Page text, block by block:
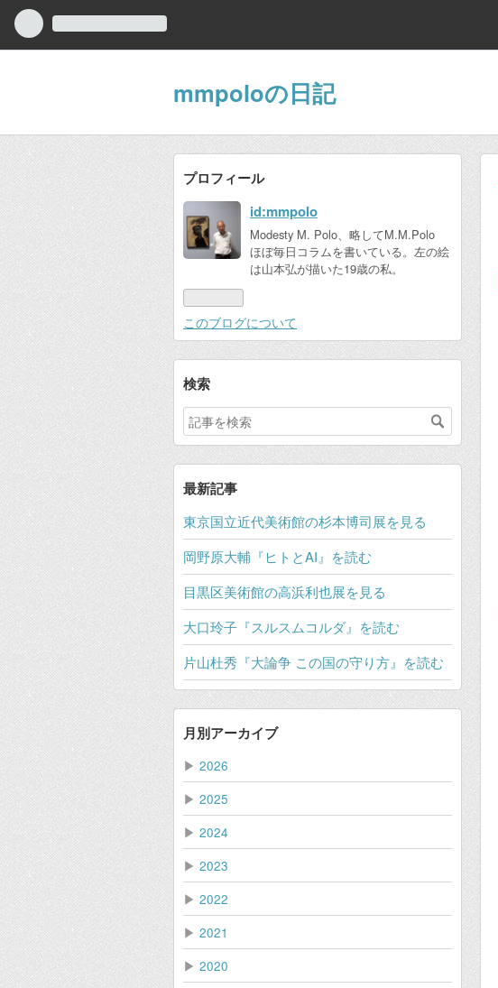
mmpoloの日記
プロフィール
id:mmpolo
Modesty M. Polo、略してM.M.Polo
ほぼ毎日コラムを書いている。左の絵
は山本弘が描いた19歳の私。
このブログについて
検索
最新記事
東京国立近代美術館の杉本博司展を見る
岡野原大輔『ヒトとAI』を読む
目黒区美術館の高浜利也展を見る
大口玲子『スルスムコルダ』を読む
片山杜秀『大論争 この国の守り方』を読む
月別アーカイブ
▶ 2026
▶ 2025
▶ 2024
▶ 2023
▶ 2022
▶ 2021
▶ 2020